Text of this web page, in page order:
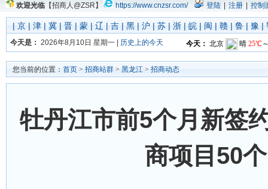
欢迎光临 【招商人@ZSR】 https://www.cnzsr.com/ 登陆 注册 控制
| 京 | 津 | 冀 | 晋 | 蒙 | 辽 | 吉 | 黑 | 沪 | 苏 | 浙 | 皖 | 闽 | 赣 | 鲁 | 豫 |
今天是： 2026年8月10日 星期一 | 历史上的今天
您当前的位置： 首页 > 招商站群 > 黑龙江 > 招商动态
牡丹江市前5个月新签
商项目50个